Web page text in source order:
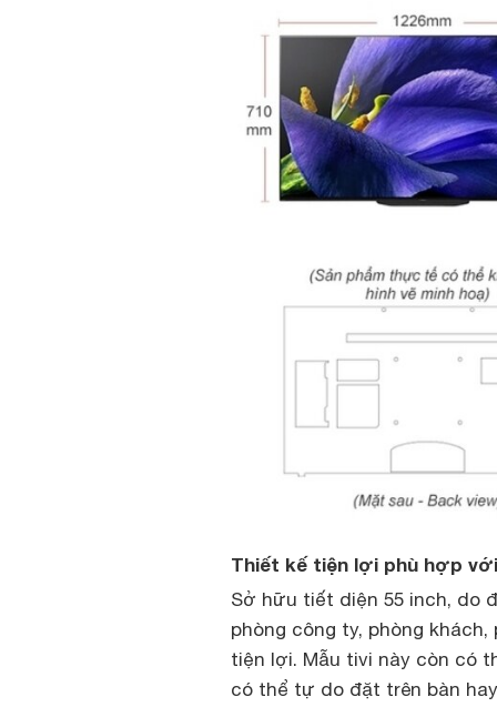
Thiết kế tiện lợi phù hợp
Sở hữu tiết diện 55 inch, do
phòng công ty, phòng
tiện lợi. Mẫu tivi này còn có
có thể tự do đặt trên bàn